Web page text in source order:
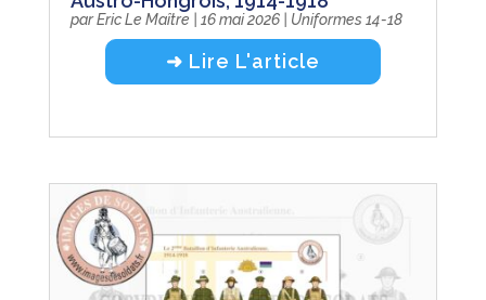
parEric Le Maître 16 mai 2026| Uniformes 14-18
➜ Lire L'article